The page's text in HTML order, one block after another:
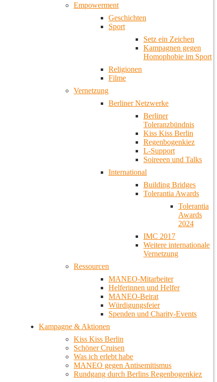
Empowerment
Geschichten
Sport
Setz ein Zeichen
Kampagnen gegen
Homophobie im Sport
Religionen
Filme
Vernetzung
Berliner Netzwerke
Berliner
Toleranzbündnis
Kiss Kiss Berlin
Regenbogenkiez
L-Support
Soireeen und Talks
International
Building Bridges
Tolerantia Awards
Tolerantia
Awards
2024
IMC 2017
Weitere internationale
Vernetzung
Ressourcen
MANEO-Mitarbeiter
Helferinnen und Helfer
MANEO-Beirat
Würdigungsfeier
Spenden und Charity-Events
Kampagne & Aktionen
Kiss Kiss Berlin
Schöner Cruisen
Was ich erlebt habe
MANEO gegen Antisemitismus
Rundgang durch Berlins Regenbogenkiez